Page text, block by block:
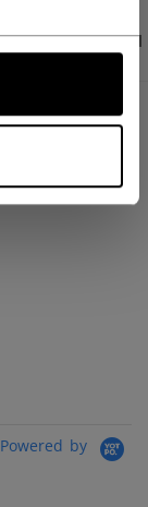
BEWERTUNGEN
Powered by